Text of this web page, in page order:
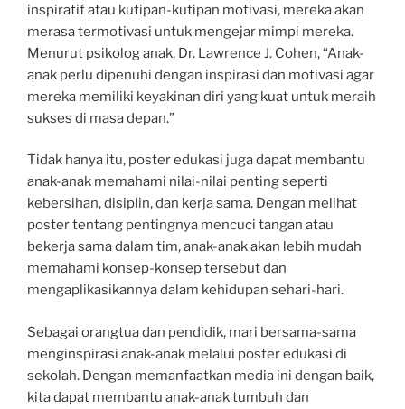
inspiratif atau kutipan-kutipan motivasi, mereka akan
merasa termotivasi untuk mengejar mimpi mereka.
Menurut psikolog anak, Dr. Lawrence J. Cohen, “Anak-
anak perlu dipenuhi dengan inspirasi dan motivasi agar
mereka memiliki keyakinan diri yang kuat untuk meraih
sukses di masa depan.”
Tidak hanya itu, poster edukasi juga dapat membantu
anak-anak memahami nilai-nilai penting seperti
kebersihan, disiplin, dan kerja sama. Dengan melihat
poster tentang pentingnya mencuci tangan atau
bekerja sama dalam tim, anak-anak akan lebih mudah
memahami konsep-konsep tersebut dan
mengaplikasikannya dalam kehidupan sehari-hari.
Sebagai orangtua dan pendidik, mari bersama-sama
menginspirasi anak-anak melalui poster edukasi di
sekolah. Dengan memanfaatkan media ini dengan baik,
kita dapat membantu anak-anak tumbuh dan